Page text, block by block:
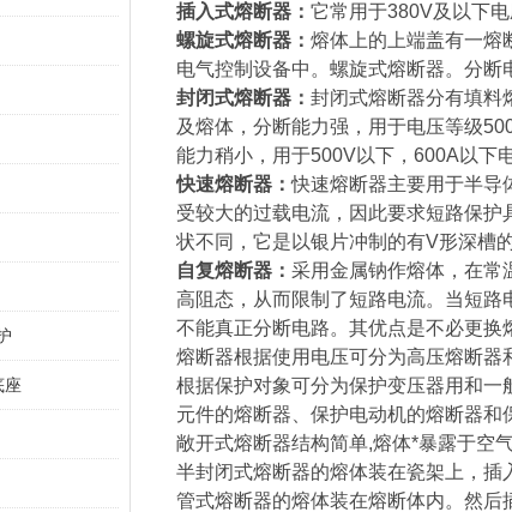
座
插入式熔断器： 它常用于380V及以下
螺旋式熔断器： 熔体上的上端盖有一熔
电气控制设备中。螺旋式熔断器。分断
封闭式熔断器： 封闭式熔断器分有填料
及熔体，分断能力强，用于电压等级
能力稍小，用于500V以下，600A以下
快速熔断器：快速熔断器主要用于半导
受较大的过载电流，因此要求短路保
状不同，它是以银片冲制的有V形深槽
自复熔断器： 采用金属钠作熔体，在常
高阻态，从而限制了短路电流。当短路
不能真正分断电路。其优点是不必更换
熔断器根据使用电压可分为高压熔断器
根据保护对象可分为保护变压器用和
元件的熔断器、保护电动机的熔断器和
敞开式熔断器结构简单,熔体*暴露于空
半封闭式熔断器的熔体装在瓷架上，插
管式熔断器的熔体装在熔断体内。然